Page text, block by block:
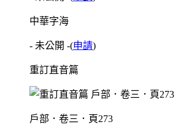
中華字海
- 未公開 -(申請)
重訂直音篇
戶部．卷三．頁273